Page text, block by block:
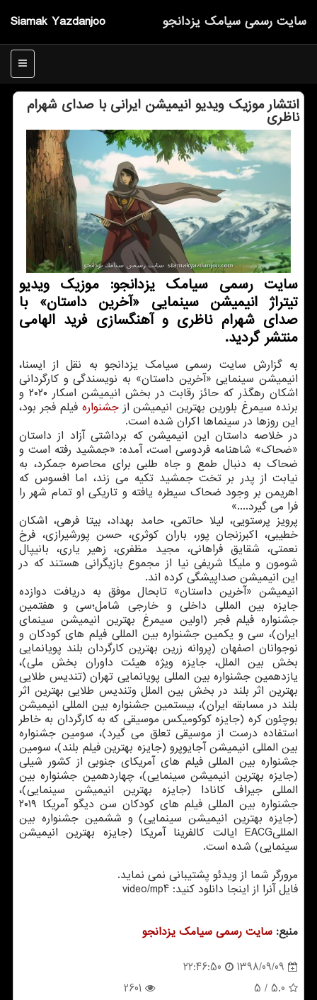
Siamak Yazdanjoo سایت رسمی سیامك یزدانجو
منو
انتشار موزیك ویدیو انیمیشن ایرانی با صدای شهرام
ناظری
سایت رسمی سیامك یزدانجو: موزیك ویدیو
تیتراژ انیمیشن سینمایی «آخرین داستان» با
صدای شهرام ناظری و آهنگسازی فرید الهامی
منتشر گردید.
به گزارش سایت رسمی سیامك یزدانجو به نقل از ایسنا،
انیمیشن سینمایی «آخرین داستان» به نویسندگی و كارگردانی
اشكان رهگذر كه حائز رقابت در بخش انیمیشن اسكار ۲۰۲۰ و
برنده سیمرغ بلورین بهترین انیمیشن ازجشنواره فیلم فجر بود،
این روزها در سینماها اكران شده است.
در خلاصه داستان این انیمیشن كه برداشتی آزاد از داستان
«ضحاك» شاهنامه فردوسی است، آمده: «جمشید رفته است و
ضحاك به دنبال طمع و جاه طلبی برای محاصره جمكرد، به
نیابت از پدر بر تخت جمشید تكیه می زند، اما افسوس كه
اهریمن بر وجود ضحاك سیطره یافته و تاریكی او تمام شهر را
فرا می گیرد....»
پرویز پرستویی، لیلا حاتمی، حامد بهداد، بیتا فرهی، اشكان
خطیبی، اكبرزنجان پور، باران كوثری، حسن پورشیرازی، فرخ
نعمتی، شقایق فراهانی، مجید مظفری، زهیر یاری، بانیپال
شومون و ملیكا شریفی نیا از مجموع بازیگرانی هستند كه در
این انیمیشن صداپیشگی كرده اند.
انیمیشن «آخرین داستان» تابحال موفق به دریافت دوازده
جایزه بین المللی داخلی و خارجی شامل؛سی و هفتمین
جشنواره فیلم فجر (اولین سیمرغ بهترین انیمیشن سینمای
ایران)، سی و یكمین جشنواره بین المللی فیلم های كودكان و
نوجوانان اصفهان (پروانه زرین بهترین كارگردان بلند پویانمایی
بخش بین الملل، جایزه ویژه هیئت داوران بخش ملی)،
یازدهمین جشنواره بین المللی پویانمایی تهران (تندیس طلایی
بهترین اثر بلند در بخش بین الملل وتندیس طلایی بهترین اثر
بلند در مسابقه ایران)، بیستمین جشنواره بین المللی انیمیشن
بوچئون كره (جایزه كوكومیكس موسیقی كه به كارگردان به خاطر
استفاده درست از موسیقی تعلق می گیرد)، سومین جشنواره
بین المللی انیمیشن آجایوپرو (جایزه بهترین فیلم بلند)، سومین
جشنواره بین المللی فیلم های آمریكای جنوبی از كشور شیلی
(جایزه بهترین انیمیشن سینمایی)، چهاردهمین جشنواره بین
المللی جیراف كانادا (جایزه بهترین انیمیشن سینمایی)،
جشنواره بین المللی فیلم های كودكان سن دیگو آمریكا ۲۰۱۹
(جایزه بهترین انیمیشن سینمایی) و ششمین جشنواره بین
المللیEACG ایالت كالفرینا آمریكا (جایزه بهترین انیمیشن
سینمایی) شده است.
مرورگر شما از ویدئو پشتیبانی نمی نماید.
فایل آنرا از اینجا دانلود كنید: video/mp4
منبع: سایت رسمی سیامك یزدانجو
1398/09/09
22:46:50
5.0
/ 5
2601